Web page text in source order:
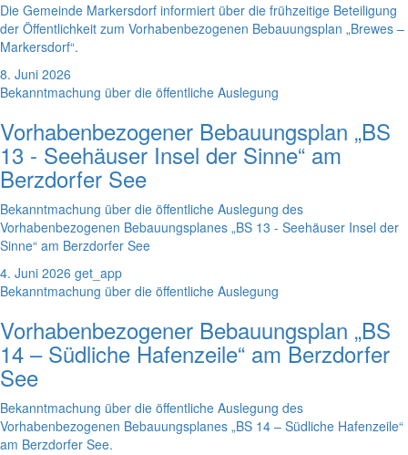
Die Gemeinde Markersdorf informiert über die frühzeitige Beteiligung
der Öffentlichkeit zum Vorhabenbezogenen Bebauungsplan „Brewes –
Markersdorf“.
8. Juni 2026
Bekanntmachung über die öffentliche Auslegung
Vorhabenbezogener Bebauungsplan „BS
13 - Seehäuser Insel der Sinne“ am
Berzdorfer See
Bekanntmachung über die öffentliche Auslegung des
Vorhabenbezogenen Bebauungsplanes „BS 13 - Seehäuser Insel der
Sinne“ am Berzdorfer See
4. Juni 2026 get_app
Bekanntmachung über die öffentliche Auslegung
Vorhabenbezogener Bebauungsplan „BS
14 – Südliche Hafenzeile“ am Berzdorfer
See
Bekanntmachung über die öffentliche Auslegung des
Vorhabenbezogenen Bebauungsplanes „BS 14 – Südliche Hafenzeile“
am Berzdorfer See.